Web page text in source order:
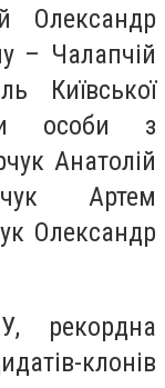
Олександр
– Чалапчій
Київської
особи з
Анатолій
Артем
Олександр
рекордна
клонів